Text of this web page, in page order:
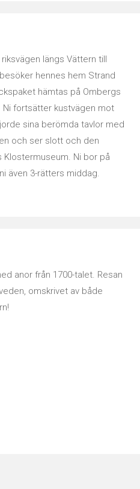
längs Vättern till
hennes hem Strand
hämtas på Ombergs
Ni fortsätter kustvägen mot
sina berömda tavlor med
och ser slott och den
Ni bor på
även 3-rätters middag.
anor från 1700-talet. Resan
omskrivet av både